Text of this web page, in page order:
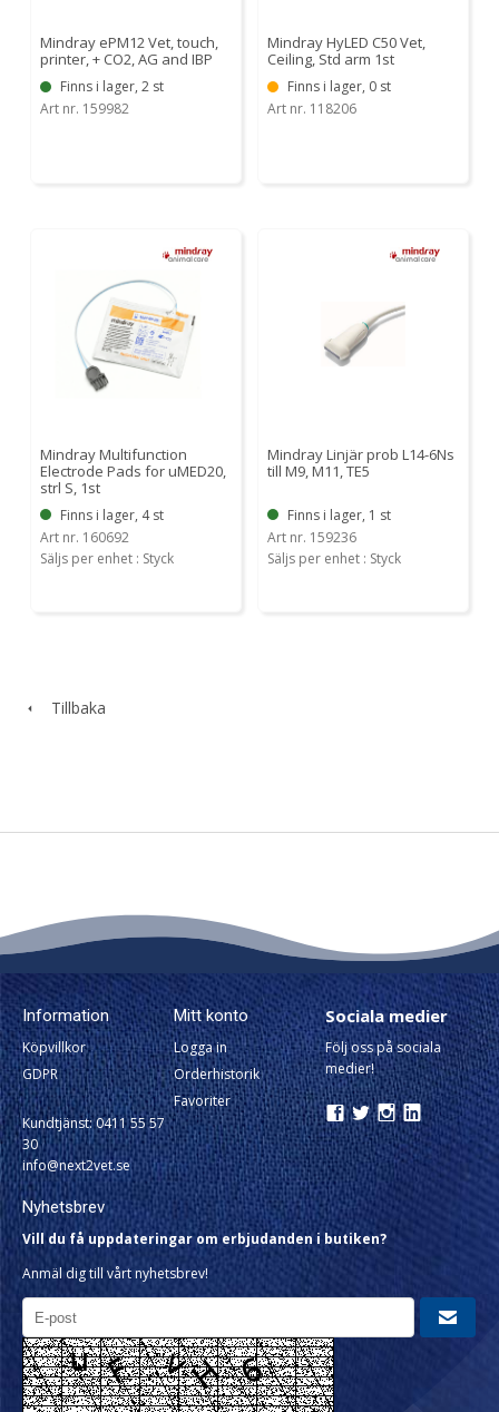
Mindray ePM12 Vet, touch,
printer, + CO2, AG and IBP
Finns i lager, 2 st
Art nr. 159982
Mindray HyLED C50 Vet,
Ceiling, Std arm 1st
Finns i lager, 0 st
Art nr. 118206
Mindray Multifunction
Electrode Pads for uMED20,
strl S, 1st
Finns i lager, 4 st
Art nr. 160692
Säljs per enhet : Styck
Mindray Linjär prob L14-6Ns
till M9, M11, TE5
Finns i lager, 1 st
Art nr. 159236
Säljs per enhet : Styck
Tillbaka
Information
Köpvillkor
GDPR
Kundtjänst: 0411 55 57
30
info@next2vet.se
Mitt konto
Logga in
Orderhistorik
Favoriter
Sociala medier
Följ oss på sociala
medier!
Nyhetsbrev
Vill du få uppdateringar om erbjudanden i butiken?
Anmäl dig till vårt nyhetsbrev!